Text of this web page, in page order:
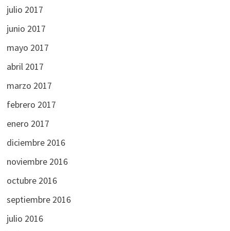
julio 2017
junio 2017
mayo 2017
abril 2017
marzo 2017
febrero 2017
enero 2017
diciembre 2016
noviembre 2016
octubre 2016
septiembre 2016
julio 2016